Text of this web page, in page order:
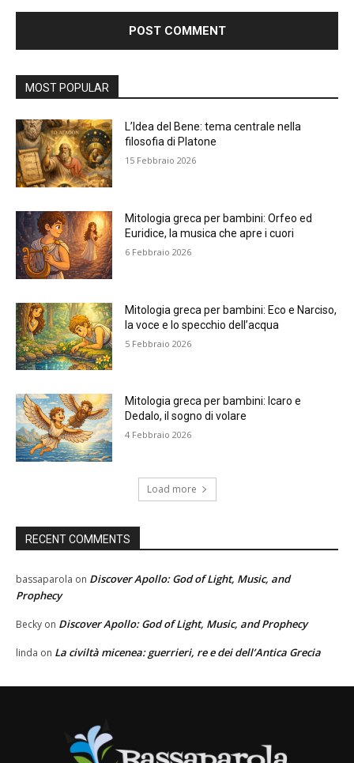
MOST POPULAR
L’Idea del Bene: tema centrale nella
filosofia di Platone
15 Febbraio 2026
Mitologia greca per bambini: Orfeo ed
Euridice, la musica che apre i cuori
6 Febbraio 2026
Mitologia greca per bambini: Eco e Narciso,
la voce e lo specchio dell’acqua
5 Febbraio 2026
Mitologia greca per bambini: Icaro e
Dedalo, il sogno di volare
4 Febbraio 2026
Load more
RECENT COMMENTS
bassaparola on Discover Apollo: God of Light, Music, and
Prophecy
Becky on Discover Apollo: God of Light, Music, and Prophecy
linda on La civiltà micenea: guerrieri, re e dei dell’Antica Grecia